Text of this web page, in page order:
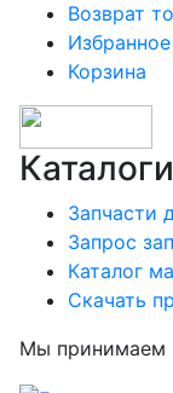
Возврат
Избранное
Корзина
Каталоги
Запчасти
Запрос
Каталог
Скачать
Мы принимаем